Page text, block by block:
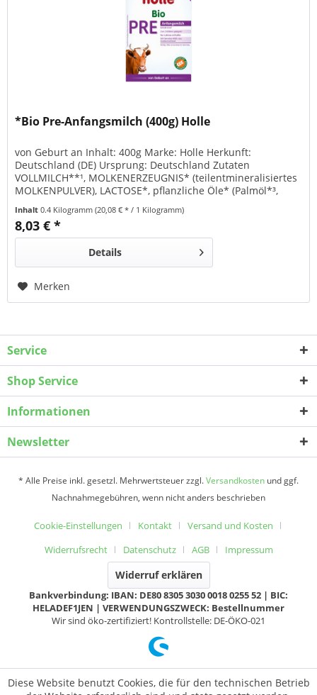
*Bio Pre-Anfangsmilch (400g) Holle
von Geburt an Inhalt: 400g Marke: Holle Herkunft:
Deutschland (DE) Ursprung: Deutschland Zutaten
VOLLMILCH**¹, MOLKENERZEUGNIS* (teilentmineralisiertes
MOLKENPULVER), LACTOSE*, pflanzliche Öle* (Palmöl*³,
FISCHÖL², MAGERMILCHPULVER*, Calciumcarbonat,
Cholinbitartrat, Kaliumchlorid, Natriumchlorid, L-Tyrosin,
Vitamin C,...
Inhalt0.4 Kilogramm(20,08 € * / 1 Kilogramm)
8,03 € *
Details
Merken
Service
Shop Service
Informationen
Newsletter
* Alle Preise inkl. gesetzl. Mehrwertsteuer zzgl.Versandkosten und ggf.
Nachnahmegebühren, wenn nicht anders beschrieben
Cookie-Einstellungen Kontakt
Versand und Kosten
Widerrufsrecht
Datenschutz AGB Impressum
Widerruf erklären
Bankverbindung: IBAN: DE80 8305 3030 0018 0255 52 | BIC:
HELADEF1JEN | VERWENDUNGSZWECK: Bestellnummer
Wir sind öko-zertifiziert! Kontrollstelle: DE-ÖKO-021
Diese Website benutzt Cookies, die für den technischen Betrieb